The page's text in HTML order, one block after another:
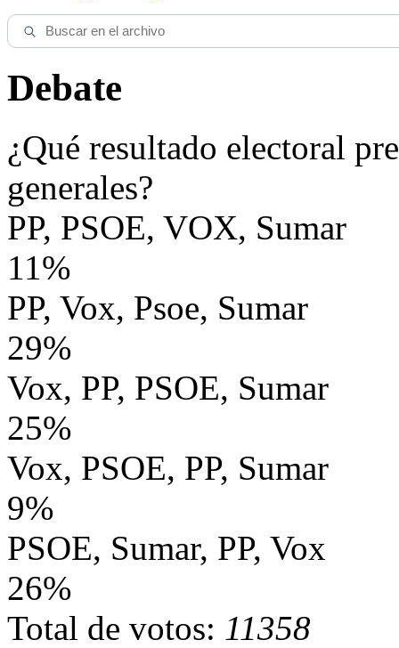
Debate
¿Qué resultado electoral
generales?
PP, PSOE, VOX, Sumar
11%
PP, Vox, Psoe, Sumar
29%
Vox, PP, PSOE, Sumar
25%
Vox, PSOE, PP, Sumar
9%
PSOE, Sumar, PP, Vox
26%
Total de votos: 11358